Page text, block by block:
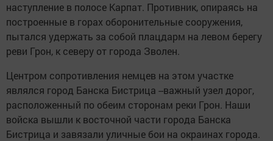
наступление в полосе Карпат. Противник, опираясь на
построенные в горах оборонительные сооружения,
пытался удержать за собой плацдарм на левом берегу
реви Грон, к северу от города Зволен.
Центром сопротивления немцев на этом участке
являлся город Банска Бистрица --важный узел дорог,
расположенный по обеим сторонам реки Грон. Наши
войска вышли к восточной части города Банска
Бистрица и завязали уличные бои на окраинах города.